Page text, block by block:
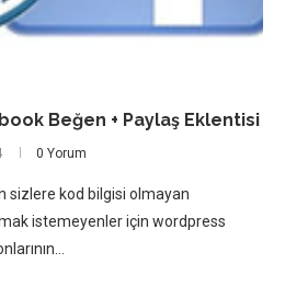
Beğen + Paylaş Eklentisi
0 Yorum
sizlere kod bilgisi olmayan
istemeyenler için wordpress